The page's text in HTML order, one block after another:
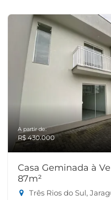
A partir de:
R$ 430.000
Casa Geminada à
87m²
Três Rios do Sul,